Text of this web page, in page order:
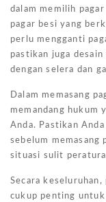
dalam memilih
pagar besi yang
perlu mengganti
pastikan juga
dengan selera dan
Dalam memasang
memandang hukum
Anda. Pastikan
sebelum memasang
situasi sulit
Secara
cukup penting untuk